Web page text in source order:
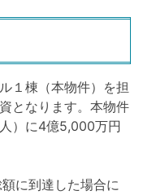
１棟（本物件）を担
となります。本物件
）に4億5,000万円
に到達した場合に